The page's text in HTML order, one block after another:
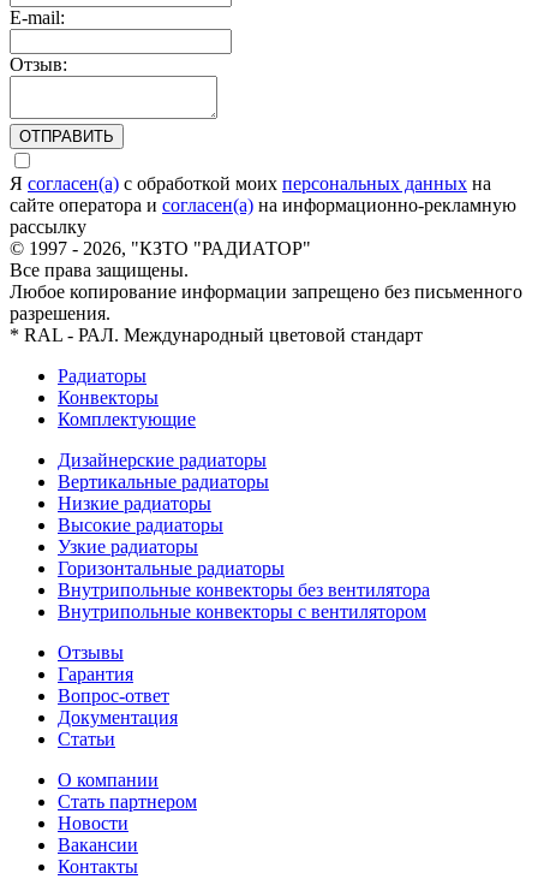
E-mail:
Отзыв:
ОТПРАВИТЬ
Я согласен(а) c обработкой моих персональных данных на
сайте оператора и согласен(а) на информационно-рекламную
рассылку
© 1997 - 2026, "КЗТО "РАДИАТОР"
Все права защищены.
Любое копирование информации запрещено без письменного
разрешения.
* RAL - РАЛ. Международный цветовой стандарт
Радиаторы
Конвекторы
Комплектующие
Дизайнерские радиаторы
Вертикальные радиаторы
Низкие радиаторы
Высокие радиаторы
Узкие радиаторы
Горизонтальные радиаторы
Внутрипольные конвекторы без вентилятора
Внутрипольные конвекторы с вентилятором
Отзывы
Гарантия
Вопрос-ответ
Документация
Статьи
О компании
Стать партнером
Новости
Вакансии
Контакты